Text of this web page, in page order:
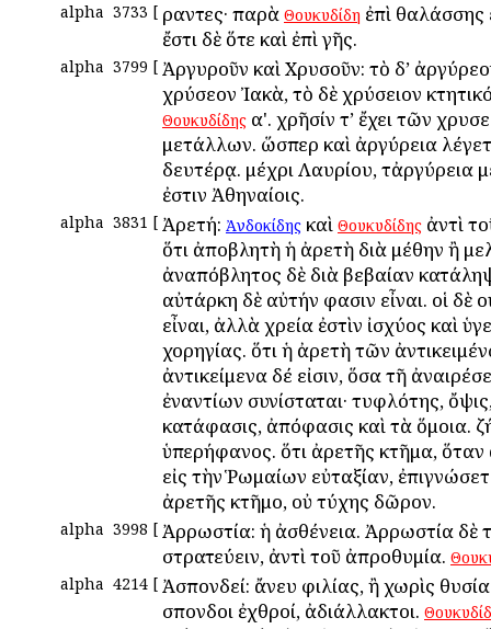
alpha 3733 [ Ἄραντες· παρὰ Θουκυδίδη ἐπὶ θαλάσσης
ἔστι δὲ ὅτε καὶ ἐπὶ γῆς.
alpha 3799 [ Ἀργυροῦν καὶ Χρυσοῦν: τὸ δ’
χρύσεον Ἰακὰ, τὸ δὲ χρύσειον
Θουκυδίδης α'. χρῆσίν τ’ ἔχει τῶν
μετάλλων. ὥσπερ καὶ ἀργύρεια
δευτέρᾳ. μέχρι Λαυρίου, τἀργύρεια
ἐστιν Ἀθηναίοις.
alpha 3831 [ Ἀρετή: Ἀνδοκίδης καὶ Θουκυδίδης ἀντὶ
ὅτι ἀποβλητὴ ἡ ἀρετὴ διὰ μέθην ἢ
ἀναπόβλητος δὲ διὰ βεβαίαν
αὐτάρκη δὲ αὐτήν φασιν εἶναι. οἱ δὲ
εἶναι, ἀλλὰ χρεία ἐστὶν ἰσχύος καὶ
χορηγίας. ὅτι ἡ ἀρετὴ τῶν
ἀντικείμενα δέ εἰσιν, ὅσα τῆ
ἐναντίων συνίσταται· τυφλότης,
κατάφασις, ἀπόφασις καὶ τὰ ὅμοια.
ὑπερήφανος. ὅτι ἀρετῆς κτῆμα, ὅταν
εἰς τὴν Ῥωμαίων εὐταξίαν,
ἀρετῆς κτῆμο, οὐ τύχης δῶρον.
alpha 3998 [ Ἀρρωστία: ἡ ἀσθένεια. Ἀρρωστία δὲ
στρατεύειν, ἀντὶ τοῦ ἀπροθυμία.
alpha 4214 [ Ἀσπονδεί: ἄνευ φιλίας, ἢ χωρὶς
Ἄσπονδοι ἐχθροί, ἀδιάλλακτοι.